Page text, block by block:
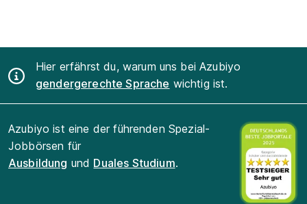
Hier erfährst du, warum uns bei Azubiyo
gendergerechte Sprache wichtig ist.
Azubiyo ist eine der führenden Spezial-
Jobbörsen für
Ausbildung und Duales Studium.